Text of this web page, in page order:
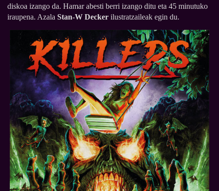
diskoa izango da. Hamar abesti berri izango ditu eta 45 minutuko
iraupena. Azala Stan-W Decker ilustratzaileak egin du.